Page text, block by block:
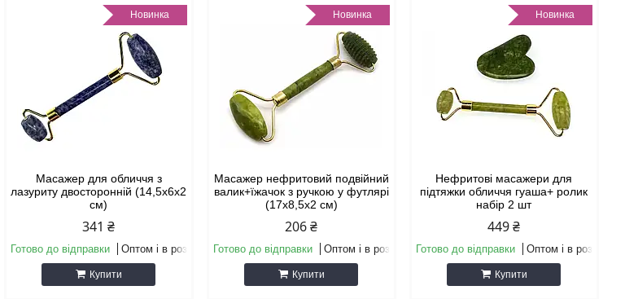
Новинка
Масажер для обличчя з
лазуриту двосторонній (14,5х6х2
см)
341 ₴
Готово до відправки Оптом і в роздріб
Купити
Новинка
Масажер нефритовий подвійний
валик+їжачок з ручкою у футлярі
(17х8,5х2 см)
206 ₴
Готово до відправки Оптом і в роздріб
Купити
Новинка
Нефритові масажери для
підтяжки обличчя гуаша+ ролик
набір 2 шт
449 ₴
Готово до відправки Оптом і в роздріб
Купити